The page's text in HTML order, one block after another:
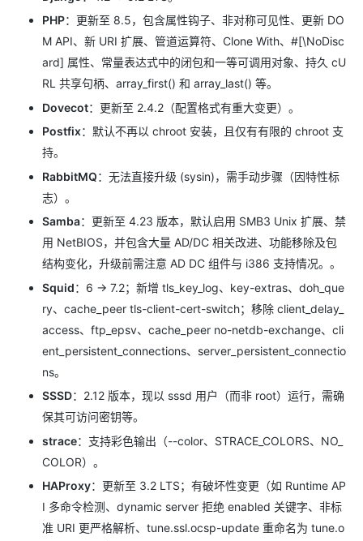
PHP：更新至 8.5，包含属性钩子、非对称可见性、更新 DO
M API、新 URI 扩展、管道运算符、Clone With、#[\NoDisc
ard] 属性、常量表达式中的闭包和一等可调用对象、持久 cU
RL 共享句柄、array_first() 和 array_last() 等。
Dovecot：更新至 2.4.2（配置格式有重大变更）。
Postfix：默认不再以 chroot 安装，且仅有有限的 chroot 支
持。
RabbitMQ：无法直接升级 (sysin)，需手动步骤（因特性标
志）。
Samba：更新至 4.23 版本，默认启用 SMB3 Unix 扩展、禁
用 NetBIOS，并包含大量 AD/DC 相关改进、功能移除及包
结构变化，升级前需注意 AD DC 组件与 i386 支持情况。。
Squid：6 → 7.2；新增 tls_key_log、key-extras、doh_que
ry、cache_peer tls-client-cert-switch；移除 client_delay_
access、ftp_epsv、cache_peer no-netdb-exchange、cli
ent_persistent_connections、server_persistent_connectio
ns。
SSSD：2.12 版本，现以 sssd 用户（而非 root）运行，需确
保其可访问密钥等。
strace：支持彩色输出（--color、STRACE_COLORS、NO_
COLOR）。
HAProxy：更新至 3.2 LTS；有破坏性变更（如 Runtime AP
I 多命令检测、dynamic server 拒绝 enabled 关键字、非标
准 URI 更严格解析、tune.ssl.ocsp-update 重命名为 tune.o